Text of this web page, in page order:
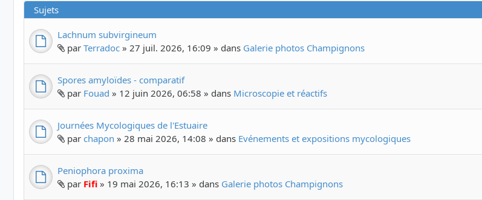
Sujets
Lachnum subvirgineum
par Terradoc » 27 juil. 2026, 16:09 » dans Galerie photos Champignons
Spores amyloïdes - comparatif
par Fouad » 12 juin 2026, 06:58 » dans Microscopie et réactifs
Journées Mycologiques de l'Estuaire
par chapon » 28 mai 2026, 14:08 » dans Evénements et expositions mycologiques
Peniophora proxima
par Fifi » 19 mai 2026, 16:13 » dans Galerie photos Champignons